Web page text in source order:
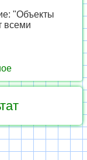
"Объекты
всеми